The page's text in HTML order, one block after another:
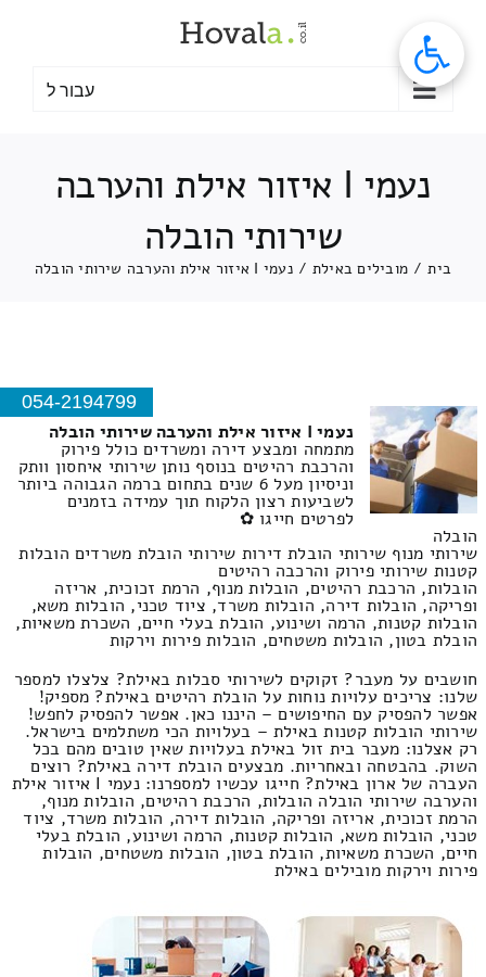
עבור ל
נעמי I איזור אילת והערבה
שירותי הובלה
בית / מובילים באילת / נעמי I איזור אילת והערבה שירותי הובלה
054-2194799
נעמי I איזור אילת והערבה שירותי הובלה
מתמחה ומבצע דירה ומשרדים כולל פירוק
והרכבת רהיטים בנוסף נותן שירותי איחסון וותק
וניסיון מעל 6 שנים בתחום ברמה הגבוהה ביותר
לשביעות רצון הלקוח תוך עמידה בזמנים
לפרטים חייגו ✿
הובלה
שירותי מנוף שירותי הובלת דירות שירותי הובלת משרדים הובלות
קטנות שירותי פירוק והרכבה רהיטים
הובלות, הרכבת רהיטים, הובלות מנוף, הרמת זכוכית, אריזה
ופריקה, הובלות דירה, הובלות משרד, ציוד טכני, הובלות משא,
הובלות קטנות, הרמה ושינוע, הובלת בעלי חיים, השכרת משאיות,
הובלת בטון, הובלות משטחים, הובלות פירות וירקות
חושבים על מעבר? זקוקים לשירותי סבלות באילת? צלצלו למספר
שלנו: צריכים עלויות נוחות על הובלת רהיטים באילת? מספיק!
אפשר להפסיק עם החיפושים – היננו כאן. אפשר להפסיק לחפש!
שירותי הובלות קטנות באילת – בעלויות הכי משתלמים בישראל.
רק אצלנו: מעבר בית זול באילת בעלויות שאין טובים מהם בכל
השוק. בהבטחה ובאחריות. מבצעים הובלת דירה באילת? רוצים
העברה של ארון באילת? חייגו עכשיו למספרנו: נעמי I איזור אילת
והערבה שירותי הובלה הובלות, הרכבת רהיטים, הובלות מנוף,
הרמת זכוכית, אריזה ופריקה, הובלות דירה, הובלות משרד, ציוד
טכני, הובלות משא, הובלות קטנות, הרמה ושינוע, הובלת בעלי
חיים, השכרת משאיות, הובלת בטון, הובלות משטחים, הובלות
פירות וירקות מובילים באילת